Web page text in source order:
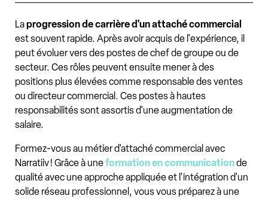
Laprogression de carrière d'un attaché commercial
est souvent rapide. Après avoir acquis de l'expérience, il
peut évoluer vers des postes de chef de groupe ou de
secteur. Ces rôles peuvent ensuite mener à des
positions plus élevées comme responsable des ventes
ou directeur commercial. Ces postes à hautes
responsabilités sont assortis d'une augmentation de
salaire.
Formez-vous au métier d'attaché commercial avec
Narratiiv ! Grâce à uneformation en communicationde
qualité avec une approche appliquée et l'intégration d'un
solide réseau professionnel, vous vous préparez à une